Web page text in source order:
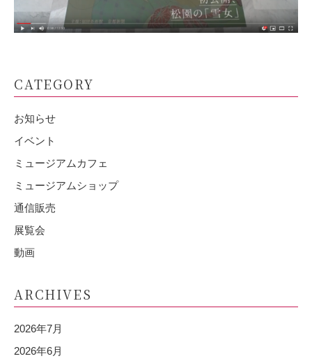
CATEGORY
お知らせ
イベント
ミュージアムカフェ
ミュージアムショップ
通信販売
展覧会
動画
ARCHIVES
2026年7月
2026年6月